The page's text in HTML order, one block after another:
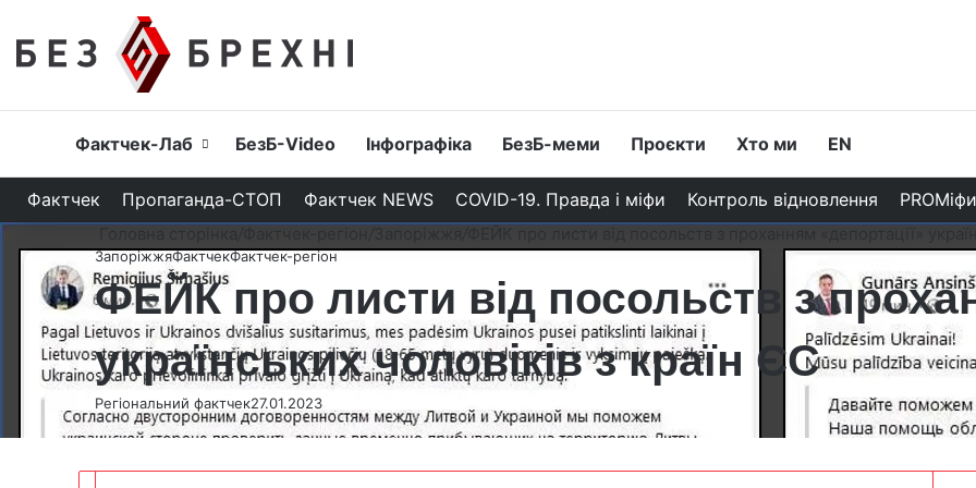
Головна
Фактчек-Лаб БезБ-Video Інфографіка БезБ-меми Проєкти Хто ми EN
Фактчек Пропаганда-СТОП Фактчек NEWS COVID-19. Правда і міфи Контроль відновлення PROМіфи
ЗапоріжжяФактчекФактчек-регіон
ФЕЙК про листи від посольств з
українських чоловіків з країн ЄС
Регіональний фактчек27.01.2023